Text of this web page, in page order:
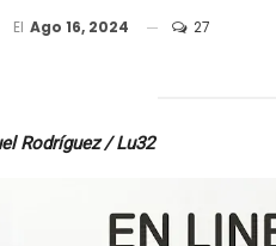
El Ago 16, 2024 27
Rodríguez / Lu32